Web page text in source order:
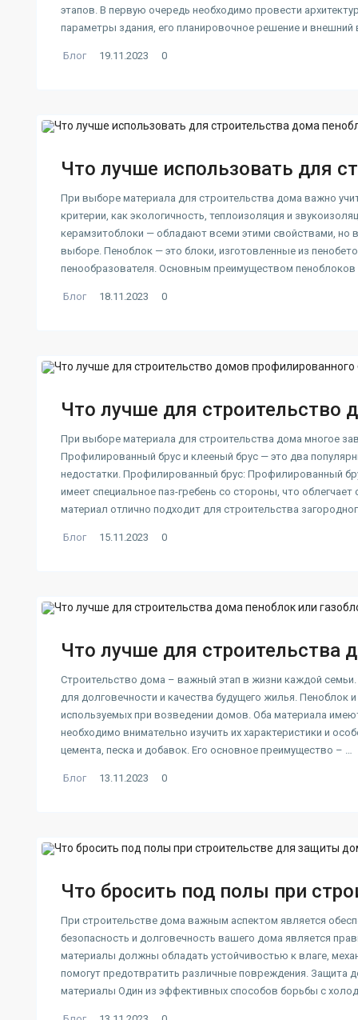
этапов. В первую очередь необходимо провести
параметры здания, его планировочное решение и внешний
Блог 19.11.2023 0
Что лучше использовать для
При выборе материала для строительства дома важно
критерии, как экологичность, теплоизоляция и
керамзитоблоки — обладают всеми этими свойствами, но
выборе. Пеноблок — это блоки, изготовленные из
пенообразователя. Основным преимуществом
Блог 18.11.2023 0
Что лучше для строительство
При выборе материала для строительства дома многое
Профилированный брус и клееный брус — это два
недостатки. Профилированный брус: Профилированный
имеет специальное паз-гребень со стороны, что
материал отлично подходит для строительства
Блог 15.11.2023 0
Что лучше для строительства
Строительство дома – важный этап в жизни каждой
для долговечности и качества будущего жилья. Пеноблок
используемых при возведении домов. Оба материала
необходимо внимательно изучить их характеристики и
цемента, песка и добавок. Его основное преимущество – …
Блог 13.11.2023 0
Что бросить под полы при
При строительстве дома важным аспектом является
безопасность и долговечность вашего дома является
материалы должны обладать устойчивостью к влаге,
помогут предотвратить различные повреждения. Защита
материалы Один из эффективных способов борьбы с